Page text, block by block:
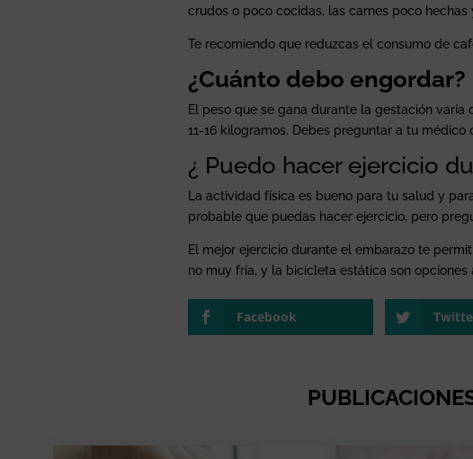
crudos o poco cocidas, las carnes poco hechas
Te recomiendo que reduzcas el consumo de
¿Cuánto debo engordar?
El peso que se gana durante la gestación
11-16 kilogramos. Debes preguntar a tu
¿ Puedo hacer ejercicio
La actividad física es bueno para tu salud y
probable que puedas hacer ejercicio, pero
El mejor ejercicio durante el embarazo te
no muy fría, y la bicicleta estática son opciones
Facebook